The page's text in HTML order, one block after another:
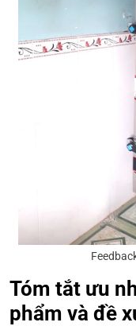
Tóm tắt ưu
phẩm và đề